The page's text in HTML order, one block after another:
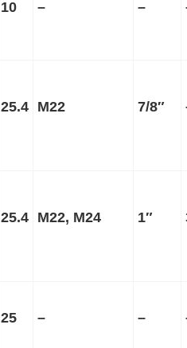
10 – –
25.4 M22 7/8″
25.4 M22, M24 1″
25 – –